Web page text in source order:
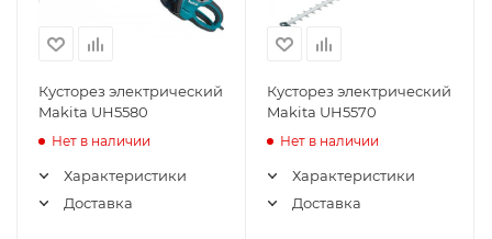
Кусторез электрический
Makita UH5580
Нет в наличии
Характеристики
Доставка
Кусторез электрический
Makita UH5570
Нет в наличии
Характеристики
Доставка